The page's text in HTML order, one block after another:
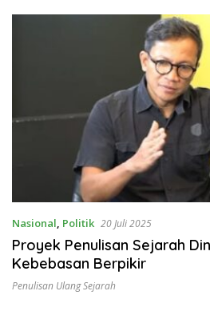
Nasional, Politik 20 Juli 2025
Proyek Penulisan Sejarah
Kebebasan Berpikir
Penulisan Ulang Sejarah